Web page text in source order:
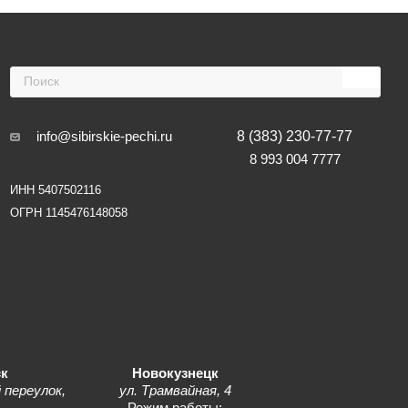
info@sibirskie-pechi.ru
ИНН 5407502116
ОГРН 1145476148058
8 (383) 230-77-77
8 993 004 7777
Новокузнецк
ул. Трамвайная, 4